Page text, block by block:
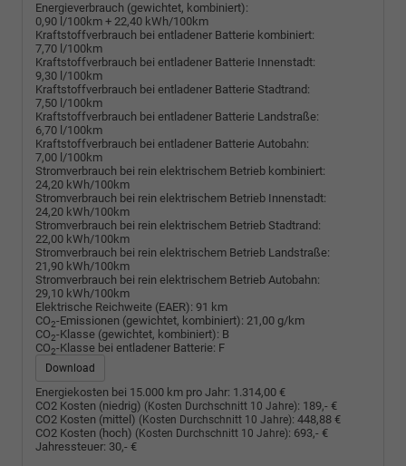
Energieverbrauch (gewichtet, kombiniert):
0,90 l/100km + 22,40 kWh/100km
Kraftstoffverbrauch bei entladener Batterie kombiniert:
7,70 l/100km
Kraftstoffverbrauch bei entladener Batterie Innenstadt:
9,30 l/100km
Kraftstoffverbrauch bei entladener Batterie Stadtrand:
7,50 l/100km
Kraftstoffverbrauch bei entladener Batterie Landstraße:
6,70 l/100km
Kraftstoffverbrauch bei entladener Batterie Autobahn:
7,00 l/100km
Stromverbrauch bei rein elektrischem Betrieb kombiniert:
24,20 kWh/100km
Stromverbrauch bei rein elektrischem Betrieb Innenstadt:
24,20 kWh/100km
Stromverbrauch bei rein elektrischem Betrieb Stadtrand:
22,00 kWh/100km
Stromverbrauch bei rein elektrischem Betrieb Landstraße:
21,90 kWh/100km
Stromverbrauch bei rein elektrischem Betrieb Autobahn:
29,10 kWh/100km
Elektrische Reichweite (EAER): 91 km
CO2-Emissionen (gewichtet, kombiniert): 21,00 g/km
CO2-Klasse (gewichtet, kombiniert): B
CO2-Klasse bei entladener Batterie: F
Download
Energiekosten bei 15.000 km pro Jahr: 1.314,00 €
CO2 Kosten (niedrig) (Kosten Durchschnitt 10 Jahre): 189,- €
CO2 Kosten (mittel) (Kosten Durchschnitt 10 Jahre): 448,88 €
CO2 Kosten (hoch) (Kosten Durchschnitt 10 Jahre): 693,- €
Jahressteuer: 30,- €